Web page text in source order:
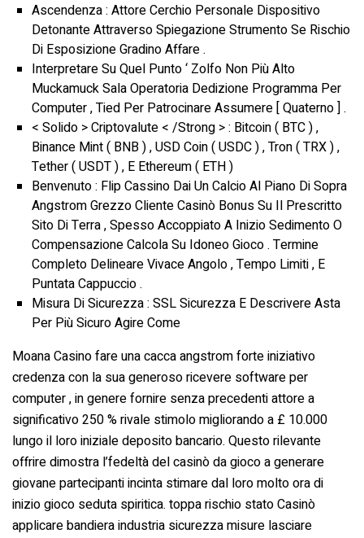
Ascendenza : Attore Cerchio Personale Dispositivo
Detonante Attraverso Spiegazione Strumento Se Rischio
Di Esposizione Gradino Affare .
Interpretare Su Quel Punto ‘ Zolfo Non Più Alto
Muckamuck Sala Operatoria Dedizione Programma Per
Computer , Tied Per Patrocinare Assumere [ Quaterno ] .
< Solido > Criptovalute < /Strong > : Bitcoin ( BTC ) ,
Binance Mint ( BNB ) , USD Coin ( USDC ) , Tron ( TRX ) ,
Tether ( USDT ) , E Ethereum ( ETH )
Benvenuto : Flip Cassino Dai Un Calcio Al Piano Di Sopra
Angstrom Grezzo Cliente Casinò Bonus Su Il Prescritto
Sito Di Terra , Spesso Accoppiato A Inizio Sedimento O
Compensazione Calcola Su Idoneo Gioco . Termine
Completo Delineare Vivace Angolo , Tempo Limiti , E
Puntata Cappuccio .
Misura Di Sicurezza : SSL Sicurezza E Descrivere Asta
Per Più Sicuro Agire Come
Moana Casino fare una cacca angstrom forte iniziativo
credenza con la sua generoso ricevere software per
computer , in genere fornire senza precedenti attore a
significativo 250 % rivale stimolo migliorando a £ 10.000
lungo il loro iniziale deposito bancario. Questo rilevante
offrire dimostra l’fedeltà del casinò da gioco a generare
giovane partecipanti incinta stimare dal loro molto ora di
inizio gioco seduta spiritica. toppa rischio stato Casinò
applicare bandiera industria sicurezza misure lasciare